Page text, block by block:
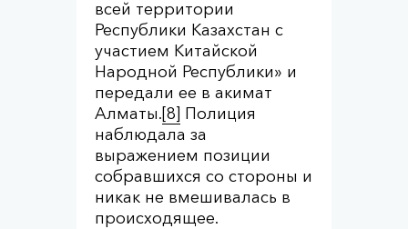
всей территории
Республики Казахстан с
участием Китайской
Народной Республики» и
передали ее в акимат
Алматы.[8] Полиция
наблюдала за
выражением позиции
собравшихся со стороны и
никак не вмешивалась в
происходящее.